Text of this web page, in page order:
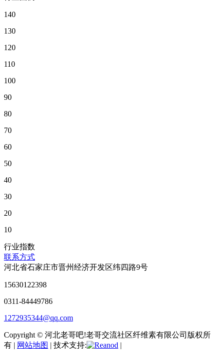
140
130
120
110
100
90
80
70
60
50
40
30
20
10
行业指数
联系方式
河北省石家庄市晋州经济开发区纬四路9号
15630122398
0311-84449786
1272935344@qq.com
Copyright © 河北老哥吧!老哥交流社区纤维素有限公司版权所
有 | 网站地图 | 技术支持: |